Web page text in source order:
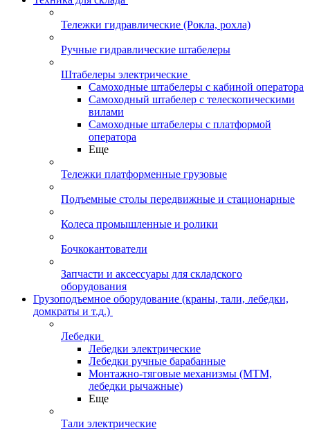
Тележки гидравлические (Рокла, рохла)
Ручные гидравлические штабелеры
Штабелеры электрические
Самоходные штабелеры с кабиной оператора
Самоходный штабелер с телескопическими
вилами
Самоходные штабелеры с платформой
оператора
Еще
Тележки платформенные грузовые
Подъемные столы передвижные и стационарные
Колеса промышленные и ролики
Бочкокантователи
Запчасти и аксессуары для складского
оборудования
Грузоподъемное оборудование (краны, тали, лебедки,
домкраты и т.д.)
Лебедки
Лебедки электрические
Лебедки ручные барабанные
Монтажно-тяговые механизмы (МТМ,
лебедки рычажные)
Еще
Тали электрические